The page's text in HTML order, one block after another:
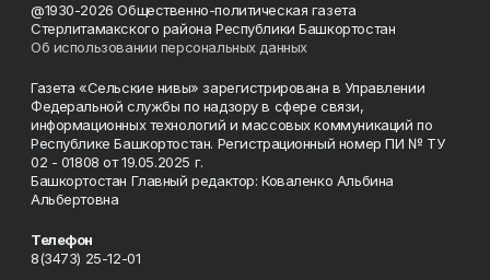
@1930-2026 Общественно-политическая газета
Стерлитамакского района Республики Башкортостан
Об использовании персональных данных
Газета «Сельские нивы» зарегистрирована в Управлении
Федеральной службы по надзору в сфере связи,
информационных технологий и массовых коммуникаций по
Республике Башкортостан. Регистрационный номер ПИ № ТУ
02 - 01808 от 19.05.2025 г.
Башкортостан Главный редактор: Коваленко Альбина
Альбертовна
Телефон
8(3473) 25-12-01